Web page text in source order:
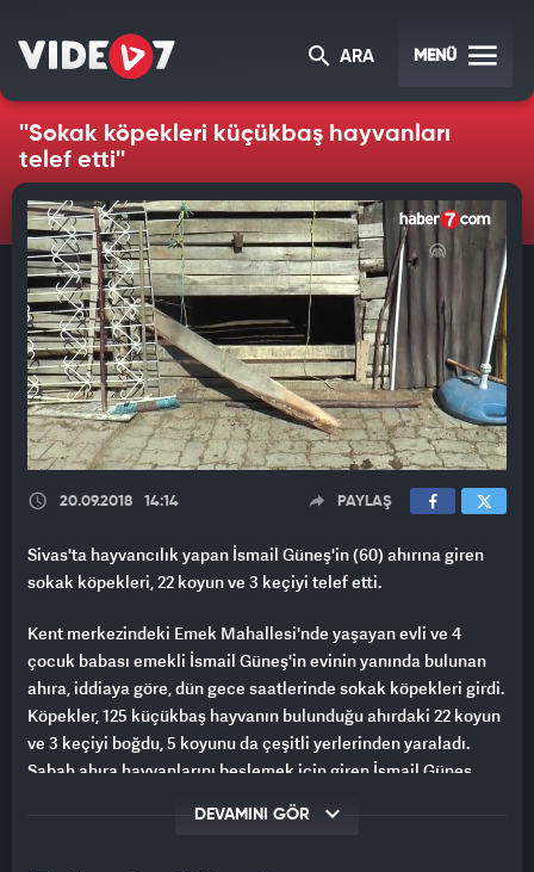
ARA MENÜ
''Sokak köpekleri küçükbaş hayvanları
telef etti''
20.09.2018 14:14 PAYLAŞ
Sivas'ta hayvancılık yapan İsmail Güneş'in (60) ahırına giren
sokak köpekleri, 22 koyun ve 3 keçiyi telef etti.
Kent merkezindeki Emek Mahallesi'nde yaşayan evli ve 4
çocuk babası emekli İsmail Güneş'in evinin yanında bulunan
ahıra, iddiaya göre, dün gece saatlerinde sokak köpekleri girdi.
Köpekler, 125 küçükbaş hayvanın bulunduğu ahırdaki 22 koyun
ve 3 keçiyi boğdu, 5 koyunu da çeşitli yerlerinden yaraladı.
Sabah ahıra hayvanlarını beslemek için giren İsmail Güneş,
öldüğünü belirleyen Güneş, zararının yaklaşık 30 bin lira
DEVAMINI GÖR